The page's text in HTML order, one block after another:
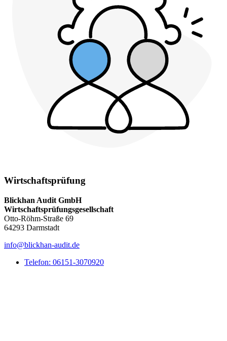
Wirtschaftsprüfung
Blickhan Audit GmbH
Wirt­schafts­prü­fungs­ge­sell­schaft
Otto-Röhm-Straße 69
64293 Darmstadt
info@blickhan-audit.de
Telefon: 06151-3070920